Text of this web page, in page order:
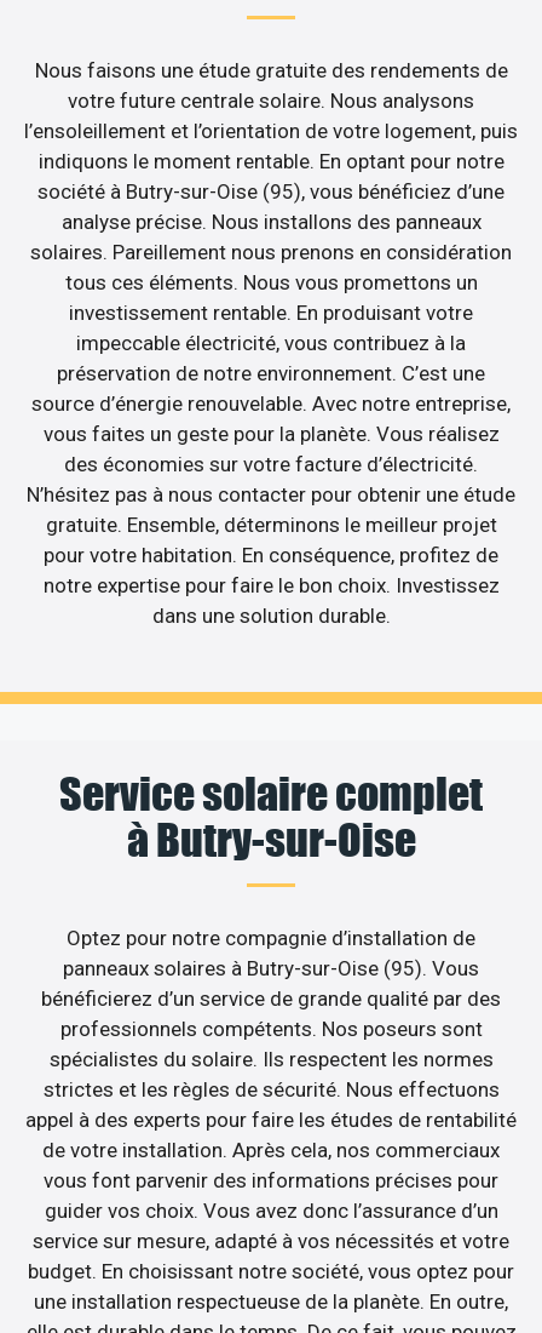
Nous faisons une étude gratuite des rendements de
votre future centrale solaire. Nous analysons
l’ensoleillement et l’orientation de votre logement, puis
indiquons le moment rentable. En optant pour notre
société à Butry-sur-Oise (95), vous bénéficiez d’une
analyse précise. Nous installons des panneaux
solaires. Pareillement nous prenons en considération
tous ces éléments. Nous vous promettons un
investissement rentable. En produisant votre
impeccable électricité, vous contribuez à la
préservation de notre environnement. C’est une
source d’énergie renouvelable. Avec notre entreprise,
vous faites un geste pour la planète. Vous réalisez
des économies sur votre facture d’électricité.
N’hésitez pas à nous contacter pour obtenir une étude
gratuite. Ensemble, déterminons le meilleur projet
pour votre habitation. En conséquence, profitez de
notre expertise pour faire le bon choix. Investissez
dans une solution durable.
Service solaire complet
à Butry-sur-Oise
Optez pour notre compagnie d’installation de
panneaux solaires à Butry-sur-Oise (95). Vous
bénéficierez d’un service de grande qualité par des
professionnels compétents. Nos poseurs sont
spécialistes du solaire. Ils respectent les normes
strictes et les règles de sécurité. Nous effectuons
appel à des experts pour faire les études de rentabilité
de votre installation. Après cela, nos commerciaux
vous font parvenir des informations précises pour
guider vos choix. Vous avez donc l’assurance d’un
service sur mesure, adapté à vos nécessités et votre
budget. En choisissant notre société, vous optez pour
une installation respectueuse de la planète. En outre,